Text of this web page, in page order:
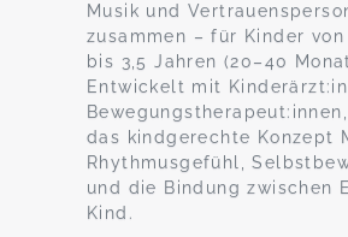
Musik und
zusammen – für Kinder von
bis 3,5 Jahren (20–40
Entwickelt mit
das kindgerechte Konzept
Rhythmusgefühl,
und die Bindung zwischen
Kind.